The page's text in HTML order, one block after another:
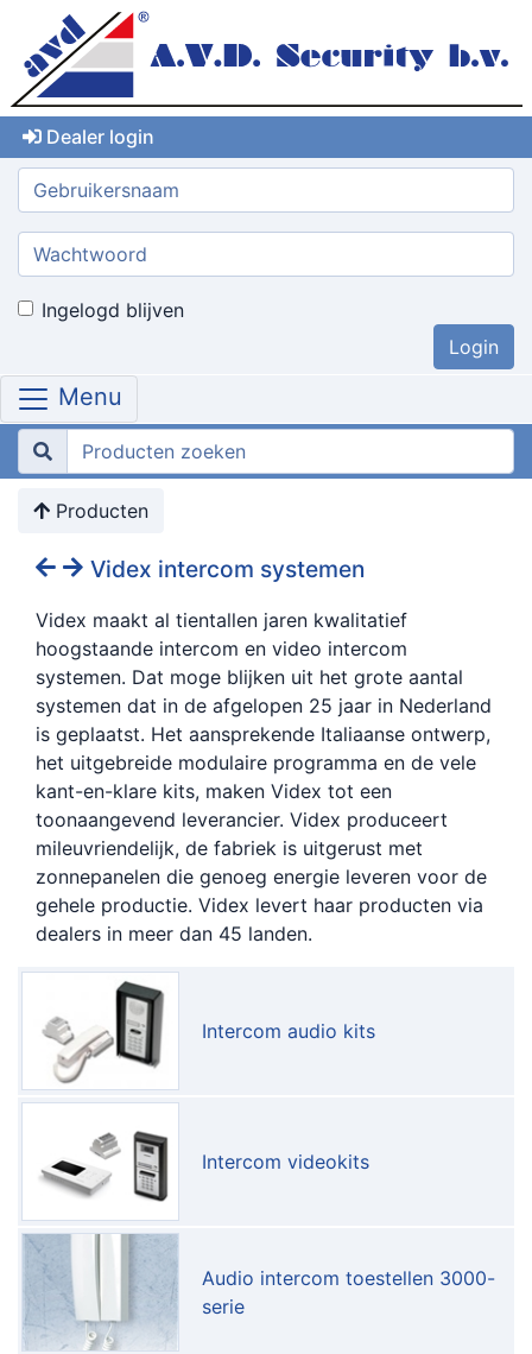
Dealer login
Gebruikersnaam:
Wachtwoord:
Ingelogd blijven
Menu
Producten
Videx intercom systemen
Videx maakt al tientallen jaren kwalitatief
hoogstaande intercom en video intercom
systemen. Dat moge blijken uit het grote aantal
systemen dat in de afgelopen 25 jaar in Nederland
is geplaatst. Het aansprekende Italiaanse ontwerp,
het uitgebreide modulaire programma en de vele
kant-en-klare kits, maken Videx tot een
toonaangevend leverancier. Videx produceert
mileuvriendelijk, de fabriek is uitgerust met
zonnepanelen die genoeg energie leveren voor de
gehele productie. Videx levert haar producten via
dealers in meer dan 45 landen.
Intercom audio kits
Intercom videokits
Audio intercom toestellen 3000-
serie